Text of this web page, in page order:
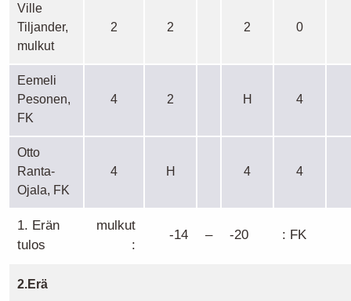
Ville
Tiljander,
mulkut
2 2 2 0
Eemeli
Pesonen,
FK
4 2 H 4
Otto
Ranta-
Ojala, FK
4 H 4 4
1. Erän
tulos
mulkut
:
-14 – -20 : FK
2.Erä